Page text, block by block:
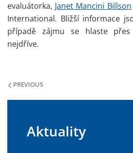
evaluátorka, Janet Mancini Billson
International. Bližší informace
případě zájmu se hlaste
nejdříve.
PREVIOUS
Aktuality